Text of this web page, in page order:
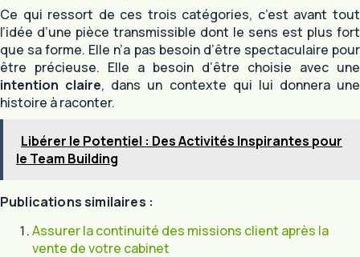
Ce qui ressort de ces trois catégories, c’est avant tout
l’idée d’une pièce transmissible dont le sens est plus fort
que sa forme. Elle n’a pas besoin d’être spectaculaire pour
être précieuse. Elle a besoin d’être choisie avec une
intention claire, dans un contexte qui lui donnera une
histoire à raconter.
Libérer le Potentiel : Des Activités Inspirantes pour
le Team Building
Publications similaires :
Assurer la continuité des missions client après la
vente de votre cabinet